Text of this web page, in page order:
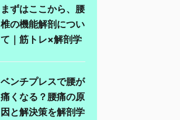
まずはここから、腰
椎の機能解剖につい
て｜筋トレ×解剖学
ベンチプレスで腰が
痛くなる？腰痛の原
因と解決策を解剖学